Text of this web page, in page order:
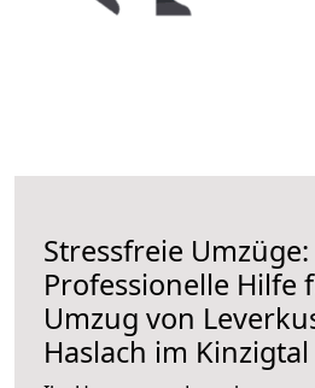
Stressfreie Umzüge:
Professionelle Hilfe
Umzug von
Haslach im Kinzigtal